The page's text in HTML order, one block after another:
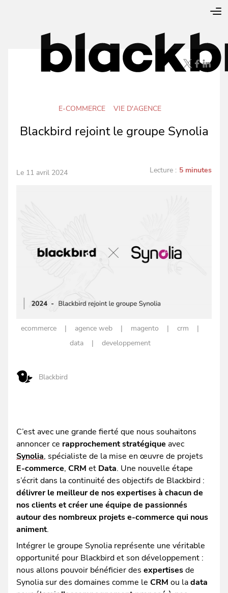
E-COMMERCE VIE D'AGENCE
Blackbird rejoint le groupe Synolia
Blackbird
Le 11 avril 2024
ecommerce agence web magento
crm
data
developpement
Lecture : 5 minutes
C’est avec une grande fierté que nous souhaitons
annoncer ce rapprochement stratégique avec
Synolia, spécialiste de la mise en œuvre de projets
E-commerce, CRM et Data. Une nouvelle étape
s’écrit dans la continuité des objectifs de Blackbird :
délivrer le meilleur de nos expertises à chacun de
nos clients et créer une équipe de passionnés
autour des nombreux projets e-commerce qui nous
animent.
Intégrer le groupe Synolia représente une véritable
opportunité pour Blackbird et son développement :
nous allons pouvoir bénéficier des expertisesde
Synolia sur des domaines comme le CRM ou ladata